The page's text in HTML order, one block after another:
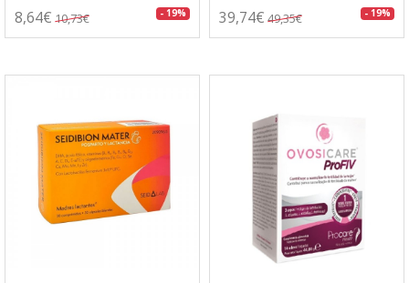
8,64€ 10,73€ - 19% 39,74€ 49,35€ - 19%